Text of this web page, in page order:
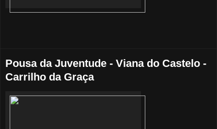
Pousa da Juventude - Viana do Castelo -
Carrilho da Graça